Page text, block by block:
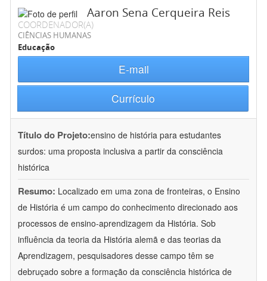
Aaron Sena Cerqueira Reis
COORDENADOR(A)
CIÊNCIAS HUMANAS
Educação
E-mail
Currículo
Título do Projeto:ensino de história para estudantes
surdos: uma proposta inclusiva a partir da consciência
histórica
Resumo: Localizado em uma zona de fronteiras, o Ensino
de História é um campo do conhecimento direcionado aos
processos de ensino-aprendizagem da História. Sob
influência da teoria da História alemã e das teorias da
Aprendizagem, pesquisadores desse campo têm se
debruçado sobre a formação da consciência histórica de